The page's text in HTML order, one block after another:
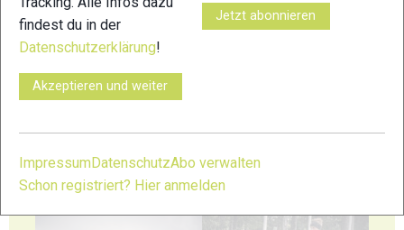
93
findest du in der
Datenschutzerklärung!
Akzeptieren und weiter
Jetzt abonnieren
Impressum DatenschutzAbo verwalten
Schon registriert? Hier anmelden